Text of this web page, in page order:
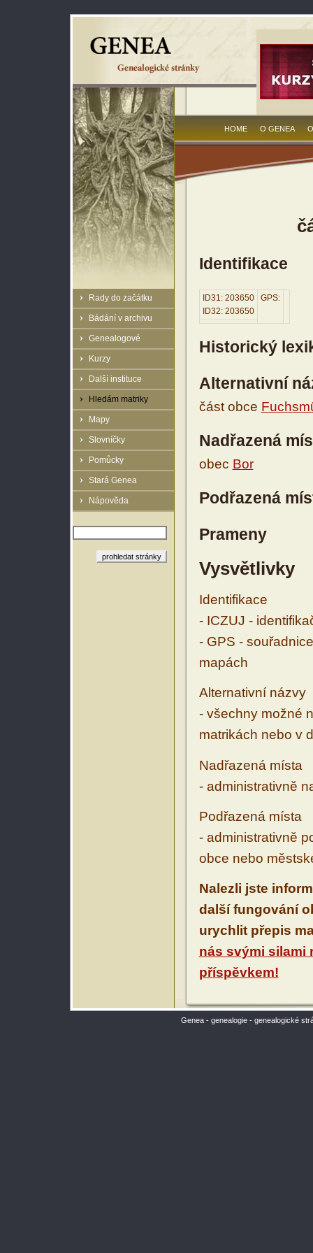
Rady do začátku
Bádání v archivu
Genealogové
Kurzy
Další instituce
Hledám matriky
Mapy
Slovníčky
Pomůcky
Stará Genea
Nápověda
HOME O GENEA
Identifikace
ID31: 203650
ID32: 203650
GPS:
Historický
Alternativní
část obce
Nadřazená
obec Bor
Podřazená
Prameny
Vysvětlivky
Identifikace
- ICZUJ -
- GPS -
mapách
Alternativní názvy
- všechny možné
matrikách nebo v
Nadřazená místa
- administrativně
Podřazená místa
- administrativně
obce nebo
Nalezli jste
další fungování
urychlit přepis
nás svými silami
příspěvkem!
Genea - genealogie - genealogické